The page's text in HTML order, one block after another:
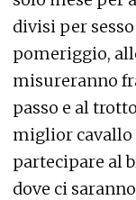
divisi per
pomeriggio,
misureranno
passo e al
miglior cavallo
partecipare al
dove ci